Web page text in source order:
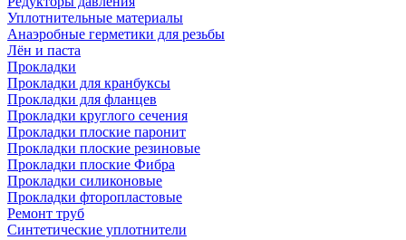
Уплотнительные материалы
Анаэробные герметики для резьбы
Лён и паста
Прокладки
Прокладки для кранбуксы
Прокладки для фланцев
Прокладки круглого сечения
Прокладки плоские паронит
Прокладки плоские резиновые
Прокладки плоские Фибра
Прокладки силиконовые
Прокладки фторопластовые
Ремонт труб
Синтетические уплотнители